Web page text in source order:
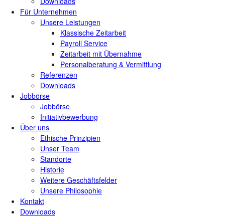
Für Unternehmen
Unsere Leistungen
Klassische Zeitarbeit
Payroll Service
Zeitarbeit mit Übernahme
Personalberatung & Vermittlung
Referenzen
Downloads
Jobbörse
Jobbörse
Initiativbewerbung
Über uns
Ethische Prinzipien
Unser Team
Standorte
Historie
Weitere Geschäftsfelder
Unsere Philosophie
Kontakt
Downloads